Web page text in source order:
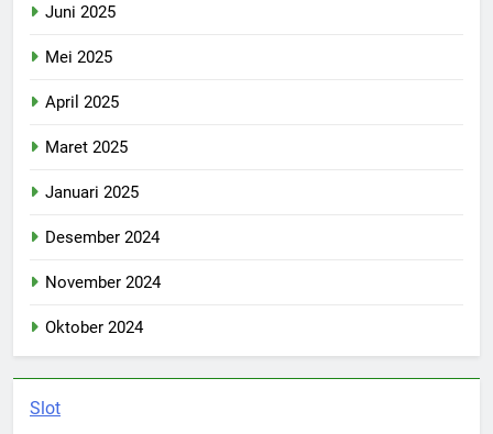
Juni 2025
Mei 2025
April 2025
Maret 2025
Januari 2025
Desember 2024
November 2024
Oktober 2024
Slot